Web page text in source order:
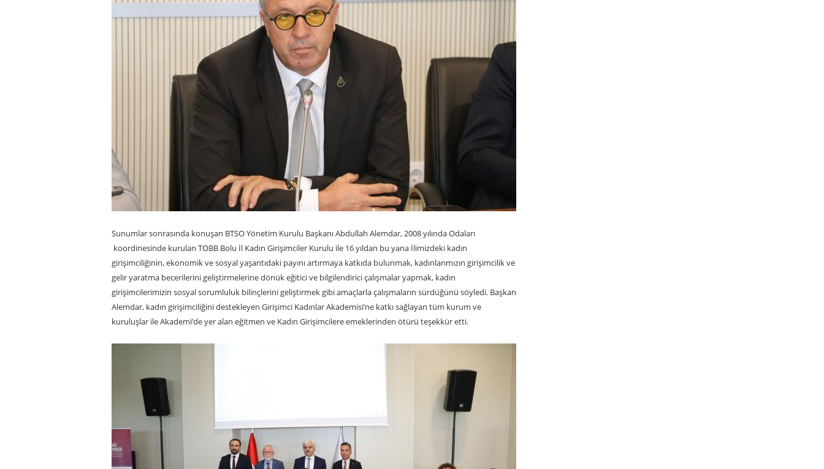
Sunumlar sonrasında konuşan BTSO Yönetim Kurulu Başkanı Abdullah Alemdar, 2008 yılında Odaları
koordinesinde kurulan TOBB Bolu İl Kadın Girişimciler Kurulu ile 16 yıldan bu yana İlimizdeki kadın
girişimciliğinin, ekonomik ve sosyal yaşantıdaki payını artırmaya katkıda bulunmak, kadınlarımızın girişimcilik ve
gelir yaratma becerilerini geliştirmelerine dönük eğitici ve bilgilendirici çalışmalar yapmak, kadın
girişimcilerimizin sosyal sorumluluk bilinçlerini geliştirmek gibi amaçlarla çalışmaların sürdüğünü söyledi. Başkan
Alemdar, kadın girişimciliğini destekleyen Girişimci Kadınlar Akademisi’ne katkı sağlayan tüm kurum ve
kuruluşlar ile Akademi’de yer alan eğitmen ve Kadın Girişimcilere emeklerinden ötürü teşekkür etti.